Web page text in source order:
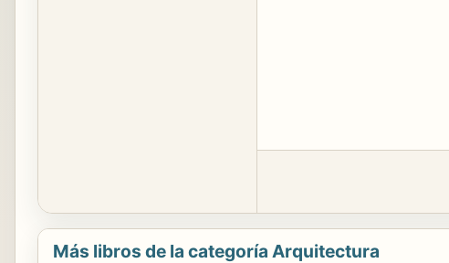
Más libros de la categoría Arquitectura